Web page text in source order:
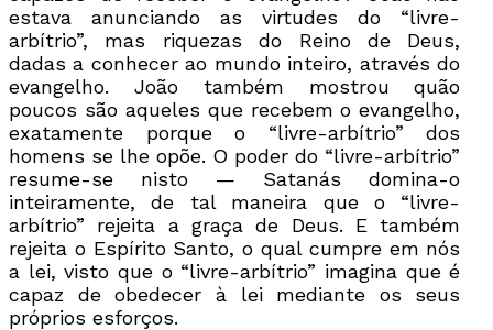
estava anunciando as virtudes do “livre-
arbítrio”, mas riquezas do Reino de Deus,
dadas a conhecer ao mundo inteiro, através do
evangelho. João também mostrou quão
poucos são aqueles que recebem o evangelho,
exatamente porque o “livre-arbítrio” dos
homens se lhe opõe. O poder do “livre-arbítrio”
resume-se nisto — Satanás domina-o
inteiramente, de tal maneira que o “livre-
arbítrio” rejeita a graça de Deus. E também
rejeita o Espírito Santo, o qual cumpre em nós
a lei, visto que o “livre-arbítrio” imagina que é
capaz de obedecer à lei mediante os seus
próprios esforços.